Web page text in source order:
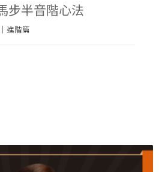
步半音階心法
進階篇